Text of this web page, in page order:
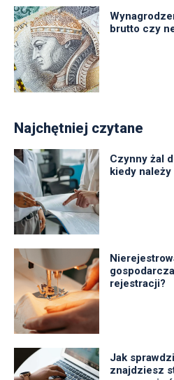
brutto czy
Najchętniej czytane
Czynny żal
kiedy należy
rejestracji?
Jak
znajdziesz